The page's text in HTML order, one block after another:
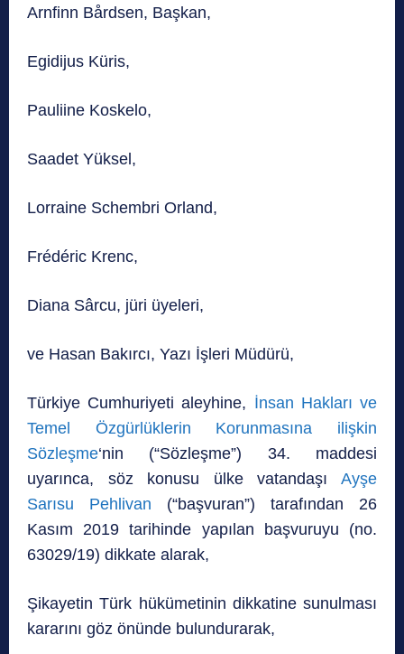
Arnfinn Bårdsen, Başkan,
Egidijus Küris,
Pauliine Koskelo,
Saadet Yüksel,
Lorraine Schembri Orland,
Frédéric Krenc,
Diana Sârcu, jüri üyeleri,
ve Hasan Bakırcı, Yazı İşleri Müdürü,
Türkiye Cumhuriyeti aleyhine, İnsan Hakları ve
Temel Özgürlüklerin Korunmasına ilişkin
Sözleşme‘nin (“Sözleşme”) 34. maddesi
uyarınca, söz konusu ülke vatandaşı Ayşe
Sarısu Pehlivan (“başvuran”) tarafından 26
Kasım 2019 tarihinde yapılan başvuruyu (no.
63029/19) dikkate alarak,
Şikayetin Türk hükümetinin dikkatine sunulması
kararını göz önünde bulundurarak,